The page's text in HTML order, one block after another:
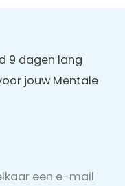
9 dagen lang
jouw Mentale
een e-mail